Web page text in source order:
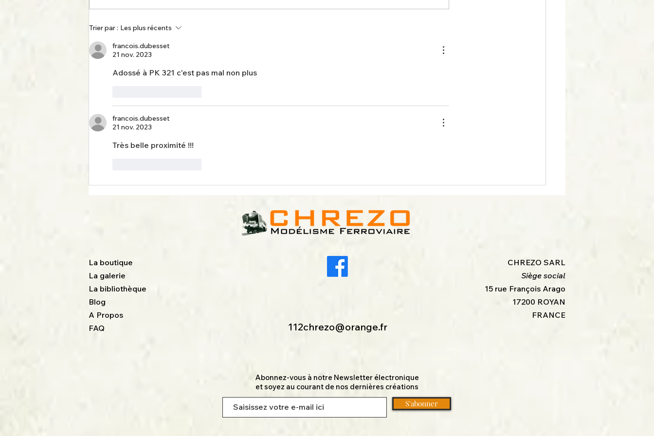
Y 8000 CHREZO / HOBBY 66 :
nous vous présenterons à Rail-
Trier par : Les plus récents
francois.dubesset
21 nov. 2023
Adossé à PK 321 c'est pas mal non plus
francois.dubesset
21 nov. 2023
Très belle proximité !!!
La boutique
La galerie
La bibliothèque
Blog
A Propos
FAQ
112chrezo@orange.fr
CHREZO SARL
Siège social
15 rue François Arago
17200 ROYAN
FRANCE
Abonnez-vous à notre Newsletter électronique
et soyez au courant de nos dernières créations
S'abonner